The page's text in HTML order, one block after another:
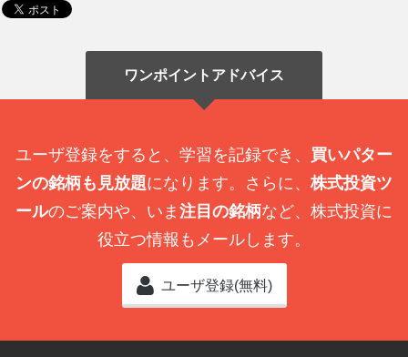
ワンポイントアドバイス
ユーザ登録をすると、学習を記録でき、 買いパター
ンの銘柄も見放題になります。さらに、 株式投資ツ
ールのご案内や、いま 注目の銘柄など、株式投資に
役立つ情報もメールします。
ユーザ登録(無料)